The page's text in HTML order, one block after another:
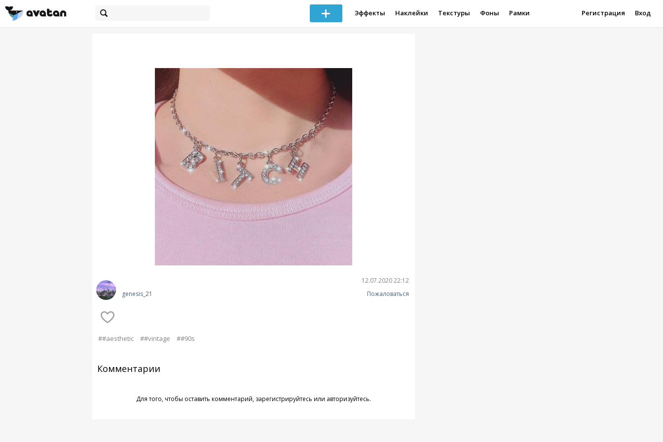
Эффекты Наклейки Текстуры Фоны Рамки Регистрация Вход
genesis_21
12.07.2020 22:12
Пожаловаться
##aesthetic ##vintage ##90s
Комментарии
Для того, чтобы оставить комментарий, зарегистрируйтесь или авторизуйтесь.